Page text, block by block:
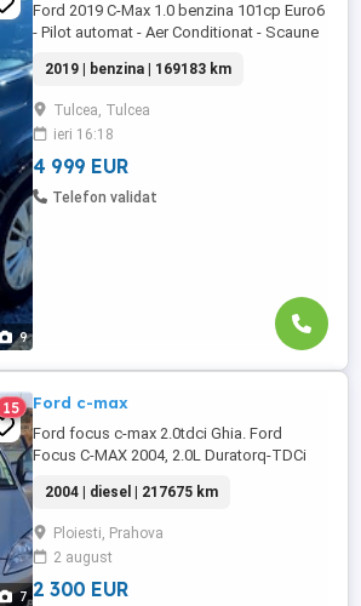
9
Ford 2019 C-Max 1.0 benzina 101cp Euro6
- Pilot automat - Aer Conditionat - Scaune
Start-Stop - Geamuri electrice - Oglinzile
electrice - Full Privacy Glass - Computer de
bord - Proiectoare de ceata - Parbrizul cu
incalzire - 5 scaune individuale - Portbagaj
foarte ...
2019 | benzina | 169183 km
Tulcea, Tulcea
ieri 16:18
4 999 EUR
Telefon validat
7
15 Ford c-max
Ford focus c-max 2.0tdci Ghia. Ford
Focus C-MAX 2004, 2.0L Duratorq-TDCi
Transmisie manuala cu 6 viteze-MMT6
ABS, computer de bord , geamuri electrice
fata/spate, dublu climatronic, senzori
ploaie, tempomat, comenzi pe volan, pilot
automat,senzori parcare spate, ...
2004 | diesel | 217675 km
Ploiesti, Prahova
2 august
2 300 EUR